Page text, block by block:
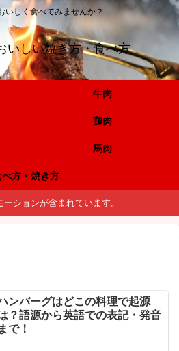
いしく食べてみませんか？
いしい焼き方・食べ方
牛肉
鶏肉
馬肉
べ方・焼き方
ションが含まれています。
ンバーグはどこの料理で起源
？語源から英語での表記・発音
まで！